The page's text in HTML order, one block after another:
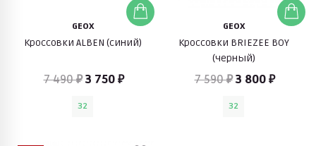
GEOX
Кроссовки ALBEN (синий)
7 490 ₽3 750 ₽
32
GEOX
Кроссовки BRIEZEE BOY
(черный)
7 590 ₽3 800 ₽
32